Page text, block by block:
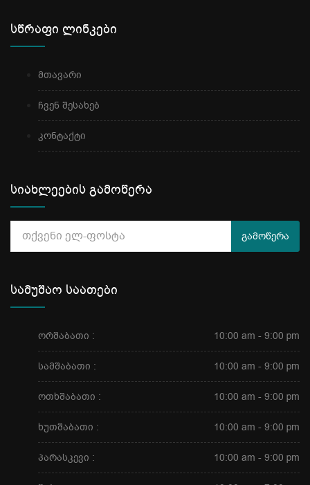
სწრაფი ლინკები
მთავარი
ჩვენ შესახებ
კონტაქტი
სიახლეების გამოწერა
გამოწერა
სამუშაო საათები
ორშაბათი : 10:00 am - 9:00 pm
სამშაბათი : 10:00 am - 9:00 pm
ოთხშაბათი : 10:00 am - 9:00 pm
ხუთშაბათი : 10:00 am - 9:00 pm
პარასკევი : 10:00 am - 9:00 pm